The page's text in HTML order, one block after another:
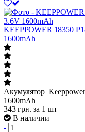
KEEPPOWER 18350
1600mAh
Акумулятор
1600mAh
343 грн. за 1 шт
В наличии
-